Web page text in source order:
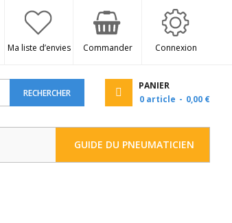
Ma liste d’envies Commander Connexion
RECHERCHER
PANIER
0article 0,00 €
GUIDE DU PNEUMATICIEN